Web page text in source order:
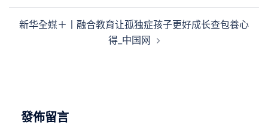
覽
新华全媒＋丨融合教育让孤独症孩子更好成长查包養心
得_中国网
發佈留言